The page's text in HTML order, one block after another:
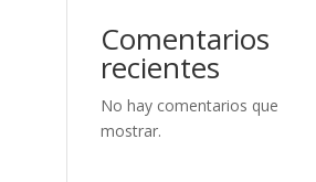
Comentarios
recientes
No hay comentarios que
mostrar.